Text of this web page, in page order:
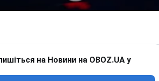
на Новини на OBOZ.UA у